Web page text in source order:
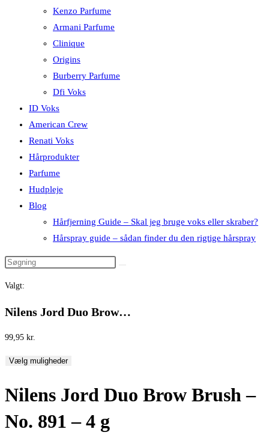
Kenzo Parfume
Armani Parfume
Clinique
Origins
Burberry Parfume
Dfi Voks
ID Voks
American Crew
Renati Voks
Hårprodukter
Parfume
Hudpleje
Blog
Hårfjerning Guide – Skal jeg bruge voks eller skraber?
Hårspray guide – sådan finder du den rigtige hårspray
Valgt:
Nilens Jord Duo Brow…
99,95 kr.
Vælg muligheder
Nilens Jord Duo Brow Brush –
No. 891 – 4 g